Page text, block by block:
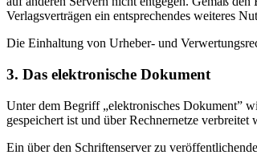
Verlagsverträgen ein entsprechendes weiteres
Die Einhaltung von Urheber- und
3. Das elektronische Dokument
Unter dem Begriff „elektronisches Dokument”
gespeichert ist und über Rechnernetze verbreitet
Ein über den Schriftenserver zu